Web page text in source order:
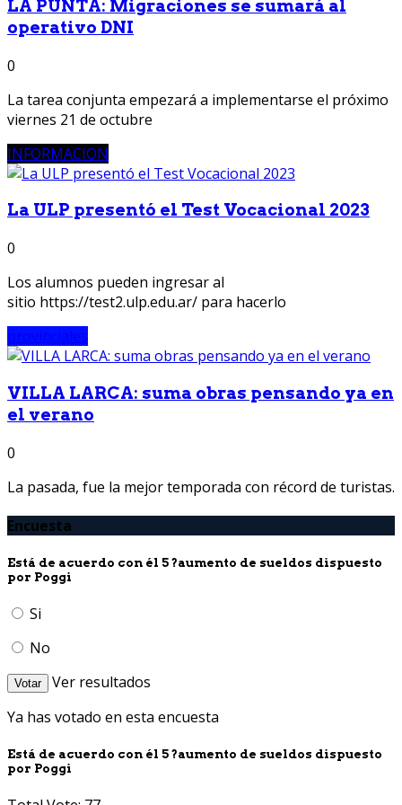
LA PUNTA: Migraciones se sumará al
operativo DNI
0
La tarea conjunta empezará a implementarse el próximo
viernes 21 de octubre
INFORMACION
La ULP presentó el Test Vocacional 2023
0
Los alumnos pueden ingresar al
sitio https://test2.ulp.edu.ar/ para hacerlo
VILLA LARCA: suma obras pensando ya en
el verano
0
La pasada, fue la mejor temporada con récord de turistas.
Encuesta
Está de acuerdo con él 5 ?aumento de sueldos dispuesto
por Poggi
Si
No
Votar
Ver resultados
Ya has votado en esta encuesta
Está de acuerdo con él 5 ?aumento de sueldos dispuesto
por Poggi